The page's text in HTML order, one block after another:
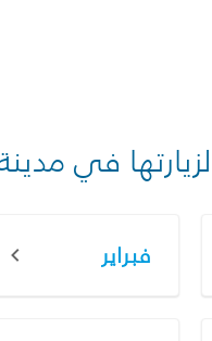
في
فبراير